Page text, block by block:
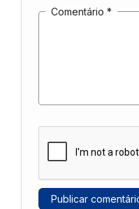
Comentário *